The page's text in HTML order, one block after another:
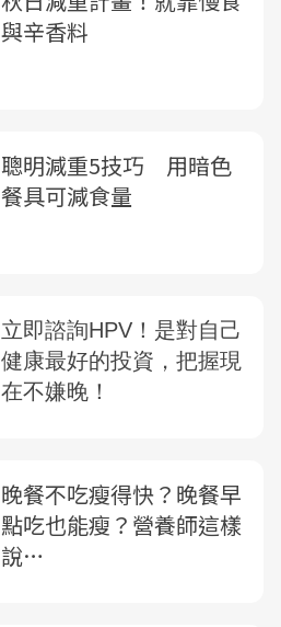
與辛香料
聰明減重5技巧 用暗色
餐具可減食量
晚餐不吃瘦得快？晚餐早
點吃也能瘦？營養師這樣
說…